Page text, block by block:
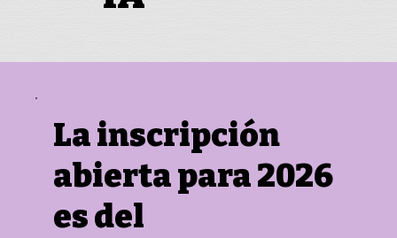
La inscripción
abierta para 2026
es del